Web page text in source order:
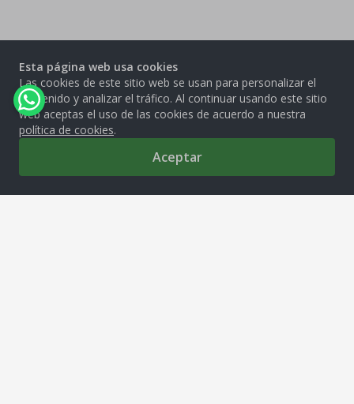
Esta página web usa cookies
Las cookies de este sitio web se usan para personalizar el
contenido y analizar el tráfico. Al continuar usando este sitio
web aceptas el uso de las cookies de acuerdo a nuestra
política de cookies.
Aceptar